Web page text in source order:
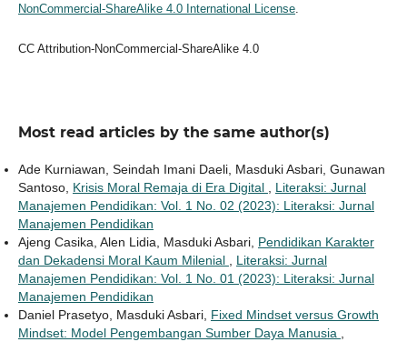
NonCommercial-ShareAlike 4.0 International License.
CC Attribution-NonCommercial-ShareAlike 4.0
Most read articles by the same author(s)
Ade Kurniawan, Seindah Imani Daeli, Masduki Asbari, Gunawan
Santoso, Krisis Moral Remaja di Era Digital
Literaksi: Jurnal
Manajemen Pendidikan: Vol. 1 No. 02 (2023): Literaksi: Jurnal
Manajemen Pendidikan
Ajeng Casika, Alen Lidia, Masduki Asbari, Pendidikan Karakter
dan Dekadensi Moral Kaum Milenial
Literaksi: Jurnal
Manajemen Pendidikan: Vol. 1 No. 01 (2023): Literaksi: Jurnal
Manajemen Pendidikan
Daniel Prasetyo, Masduki Asbari, Fixed Mindset versus Growth
Mindset: Model Pengembangan Sumber Daya Manusia